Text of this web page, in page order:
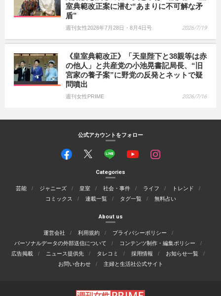
室典範改正案に潜む“あまりに不可解な矛
盾”
週刊女性2026年7月28日・8月4日号 2026/7/19
《皇室典範改正》「天皇陛下と38親等は赤
の他人」と共産党の小池晃書記局長、“旧
宮家の養子案”に野党の反発とネットで疑
問噴出
週刊女性PRIME 2026/7/16
公式アカウントをフォロー
Categories
芸能 ジャニーズ 皇室 社会・事件 ライフ
トレンド
コミックス
連載一覧 タグ一覧 無料占い
About us
運営会社 利用規約
プライバシーポリシー
パーソナルデータの外部送信について
コンテンツ制作・編集ポリシー
広告掲載
ニュース提供先 タレコミ 採用情報
お知らせ一覧
お問い合わせ
主婦と生活社公式サイト